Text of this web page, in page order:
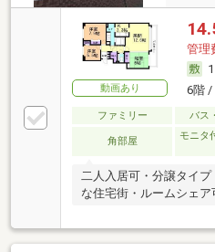
動画あり
管理
6階 /
ファミリー バス
角部屋
モニタ
二人入居可・分譲タイ
な住宅街・ルームシェ